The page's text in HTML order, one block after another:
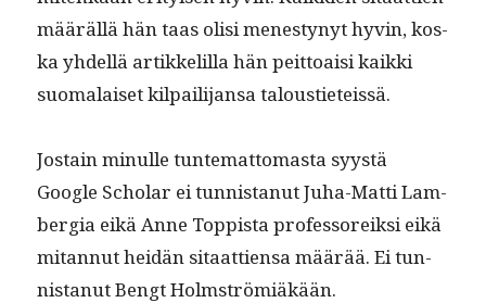
määräl­lä hän taas olisi men­estynyt hyvin, kos­
ka yhdel­lä artikke­lil­la hän peit­toaisi kaik­ki
suo­ma­laiset kil­pail­i­jansa taloustieteissä.
Jostain min­ulle tun­tem­at­tomas­ta syys­tä
Google Schol­ar ei tun­nistanut Juha-Mat­ti Lam­
ber­gia eikä Anne Top­pista pro­fes­sor­eik­si eikä
mitan­nut hei­dän sitaat­tien­sa määrää. Ei tun­
nistanut Bengt Holmströmiäkään.